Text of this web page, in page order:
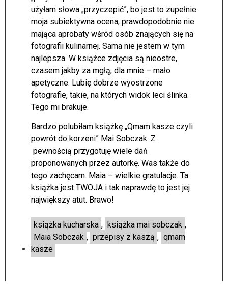
użyłam słowa „przyczepić”, bo jest to zupełnie
moja subiektywna ocena, prawdopodobnie nie
mająca aprobaty wśród osób znających się na
fotografii kulinarnej. Sama nie jestem w tym
najlepsza. W książce zdjęcia są nieostre,
czasem jakby za mgłą, dla mnie – mało
apetyczne. Lubię dobrze wyostrzone
fotografie, takie, na których widok leci ślinka.
Tego mi brakuje.
Bardzo polubiłam książkę „Qmam kasze czyli
powrót do korzeni” Mai Sobczak. Z
pewnością przygotuję wiele dań
proponowanych przez autorkę. Was także do
tego zachęcam. Maia – wielkie gratulacje. Ta
książka jest TWOJA i tak naprawdę to jest jej
największy atut. Brawo!
książka kucharska , książka mai sobczak ,
Maia Sobczak , przepisy z kaszą , qmam
kasze